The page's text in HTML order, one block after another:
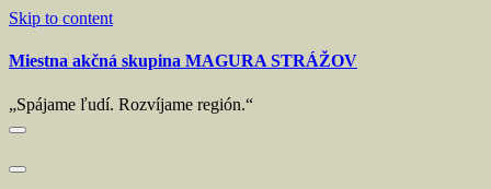
Skip to content
Miestna akčná skupina MAGURA STRÁŽOV
„Spájame ľudí. Rozvíjame región.“